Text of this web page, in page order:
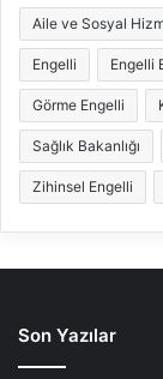
Aile ve Sosyal
Engelli Engelli
Görme Engelli
Sağlık Bakanlığı
Zihinsel Engelli
Son Yazılar